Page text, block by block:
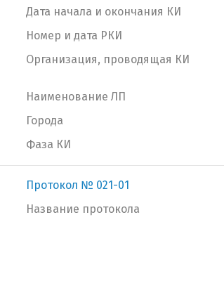
Дата начала и окончания КИ
Номер и дата РКИ
Организация, проводящая КИ
Наименование ЛП
Города
Фаза КИ
Протокол № 021-01
Название протокола